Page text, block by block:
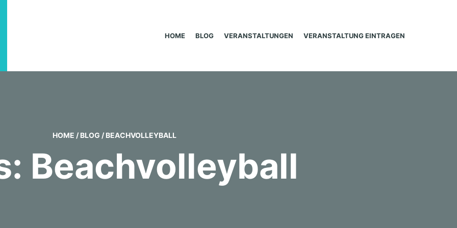
HOME BLOG VERANSTALTUNGEN VERANSTALTUNG EINTRAGEN
HOME / BLOG / BEACHVOLLEYBALL
Beachvolleyball